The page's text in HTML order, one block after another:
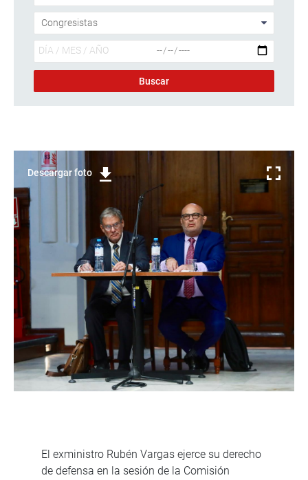
Descargar foto
El exministro Rubén Vargas ejerce su derecho
de defensa en la sesión de la Comisión